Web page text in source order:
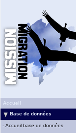
Accueil
Base de données
- Accueil base de données